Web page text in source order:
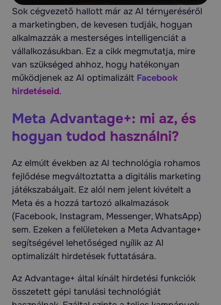
Sok cégvezető hallott már az AI térnyeréséről
a marketingben, de kevesen tudják, hogyan
alkalmazzák a mesterséges intelligenciát a
vállalkozásukban. Ez a cikk megmutatja, mire
van szükséged ahhoz, hogy hatékonyan
működjenek az AI optimalizált Facebook
hirdetéseid.
Meta Advantage+: mi az, és
hogyan tudod használni?
Az elmúlt években az AI technológia rohamos
fejlődése megváltoztatta a digitális marketing
játékszabályait. Ez alól nem jelent kivételt a
Meta és a hozzá tartozó alkalmazások
(Facebook, Instagram, Messenger, WhatsApp)
sem. Ezeken a felületeken a Meta Advantage+
segítségével lehetőséged nyílik az AI
optimalizált hirdetések futtatására.
Az Advantage+ által kínált hirdetési funkciók
összetett gépi tanulási technológiát